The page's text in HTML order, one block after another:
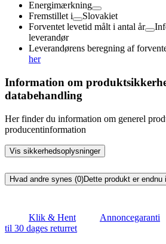
Energimærkning
Fremstillet i
Slovakiet
Forventet levetid målt i antal år
leverandør
Leverandørens beregning af
her
Information om
databehandling
Her finder du information om generel
producentinformation
Vis sikkerhedsoplysninger
Hvad andre synes (0)Dette produkt er endnu
Klik & Hent Annoncegaranti
til 30 dages returret